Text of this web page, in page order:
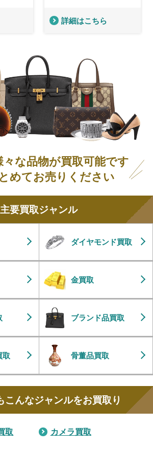
詳細はこちら
々な品物が買取可能です
めてお売りください
主要買取ジャンル
ダイヤモンド買取
金買取
ブランド品買取
取 骨董品買取
こんなジャンルをお買取り
取 カメラ買取